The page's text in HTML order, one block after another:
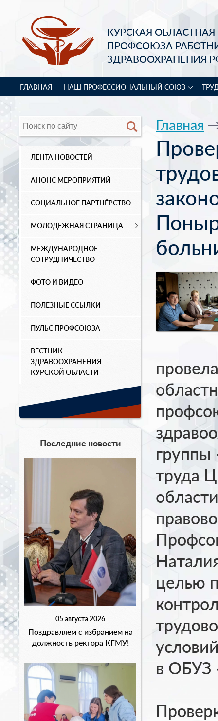
КУРСКАЯ
ПРОФСОЮЗА
ЗДРАВООХРАНЕНИЯ
ГЛАВНАЯ НАШ ПРОФЕССИОНАЛЬНЫЙ СОЮЗ
ЛЕНТА НОВОСТЕЙ
АНОНС МЕРОПРИЯТИЙ
СОЦИАЛЬНОЕ ПАРТНЁРСТВО
МОЛОДЁЖНАЯ СТРАНИЦА
МЕЖДУНАРОДНОЕ
СОТРУДНИЧЕСТВО
ФОТО И ВИДЕО
ПОЛЕЗНЫЕ ССЫЛКИ
ПУЛЬС ПРОФСОЮЗА
ВЕСТНИК
ЗДРАВООХРАНЕНИЯ
КУРСКОЙ ОБЛАСТИ
Последние новости
05 августа 2026
Поздравляем с избранием на
должность ректора КГМУ!
Главная
группы
труда
целью
в ОБУЗ